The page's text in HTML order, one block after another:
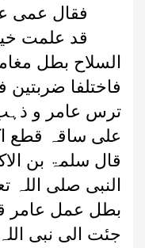
فقال عمی
قد علمت
السلاح بطل
فاختلفا
ترس عامر و
علی ساقہ قطع
قال سلمۃ بن
النبی صلی اللہ
بطل عمل عامر
جئت الی نبی